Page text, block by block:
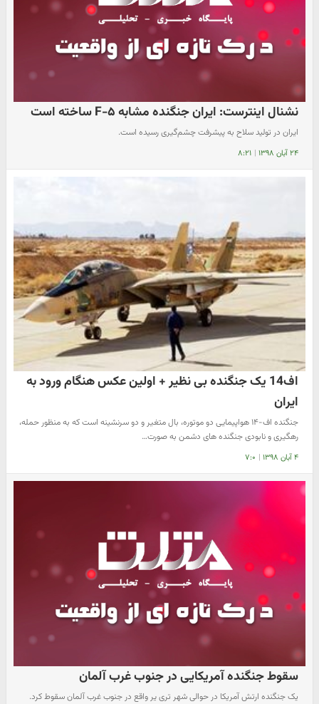
نشنال اینترست: ایران جنگنده مشابه F-۵ ساخته است
ایران در تولید سلاح به پیشرفت چشم‌گیری رسیده است.
۲۴ آبان ۱۳۹۸ | ۸:۲۱
اف14 یک جنگنده بی نظیر + اولین عکس هنگام ورود به
ایران
جنگنده اف-۱۴ هواپیمایی دو موتوره، بال متغیر و دو سرنشینه است که به منظور حمله،
رهگیری و نابودی جنگنده های دشمن به صورت…
۴ آبان ۱۳۹۸ | ۷:۰
سقوط جنگنده آمریکایی در جنوب غرب آلمان
یک جنگنده ارتش آمریکا در حوالی شهر تری یر واقع در جنوب غرب آلمان سقوط کرد.